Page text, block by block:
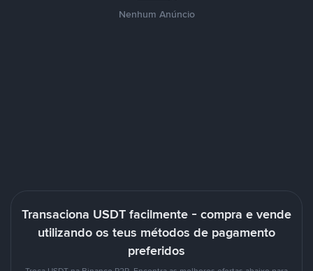
Nenhum Anúncio
Transaciona USDT facilmente - compra e vende
utilizando os teus métodos de pagamento
preferidos